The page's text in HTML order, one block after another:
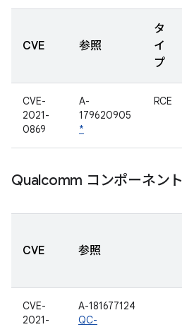
CVE 参照
タ
イ
プ
CVE-
2021-
0869
A-
179620905
*
RCE
Qualcomm コンポーネント
CVE 参照
CVE-
2021-
A-181677124
QC-